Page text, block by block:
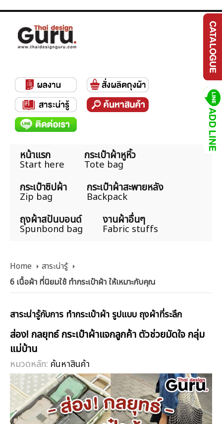
หน้าแรก
Start here
กระเป๋าผ้าหูหิ้ว
Tote bag
กระเป๋าซิปผ้า
Zip bag
กระเป๋าผ้าสะพายหลัง
Backpack
ถุงผ้าสปันบอนด์
Spunbond bag
งานผ้าอื่นๆ
Fabric stuffs
Home
สาระน่ารู้
6 เนื้อผ้า ที่นิยมใช้ ทำกระเป๋าผ้า ให้เหมาะกับคุณ
สาระน่ารู้กับการ ทำกระเป๋าผ้า รูปแบบ ถุงผ้าที่ระลึก
ส่อง! กลยุทธ์ กระเป๋าผ้าแจกลูกค้า ตัวช่วยมัดใจ กลุ่ม
แม่บ้าน
หมวดหลัก: ค้นหาสินค้า